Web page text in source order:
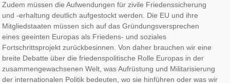
Zudem müssen die Aufwendungen für zivile Friedenssicherung
und -erhaltung deutlich aufgestockt werden. Die EU und ihre
Mitgliedstaaten müssen sich auf das Gründungsversprechen
eines geeinten Europas als Friedens- und soziales
Fortschrittsprojekt zurückbesinnen. Von daher brauchen wir eine
breite Debatte über die friedenspolitische Rolle Europas in der
zusammengewachsenen Welt, was Aufrüstung und Militarisierung
der internationalen Politik bedeuten, wo sie hinführen oder was wir